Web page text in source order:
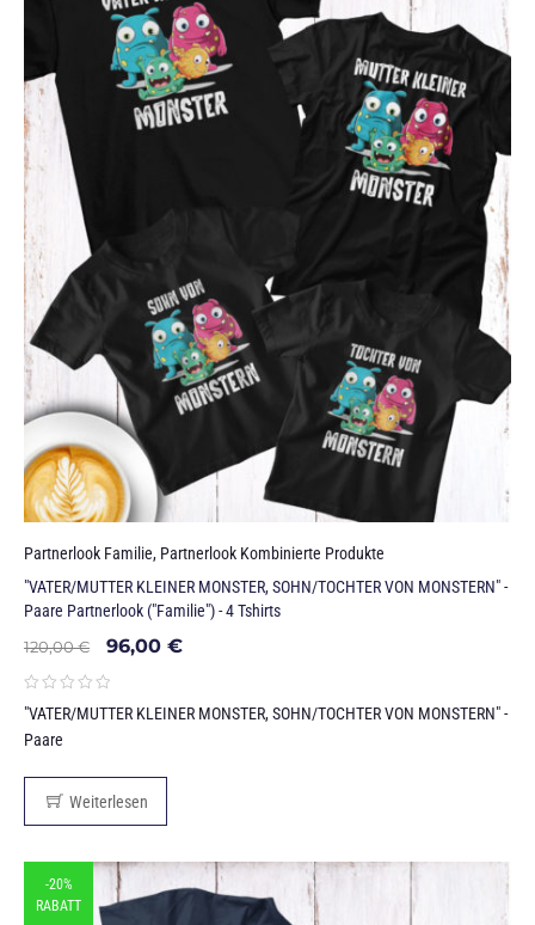
Partnerlook Familie, Partnerlook Kombinierte Produkte
"VATER/MUTTER KLEINER MONSTER, SOHN/TOCHTER VON MONSTERN" -
Paare Partnerlook ("Familie") - 4 Tshirts
120,00€ 96,00 €
"VATER/MUTTER KLEINER MONSTER, SOHN/TOCHTER VON MONSTERN" -
Paare
Weiterlesen
-20%
RABATT